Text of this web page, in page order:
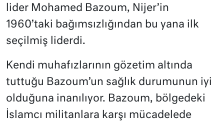
lider Mohamed Bazoum, Nijer’in
1960’taki bağımsızlığından bu yana ilk
seçilmiş liderdi.
Kendi muhafızlarının gözetim altında
tuttuğu Bazoum’un sağlık durumunun iyi
olduğuna inanılıyor. Bazoum, bölgedeki
İslamcı militanlara karşı mücadelede